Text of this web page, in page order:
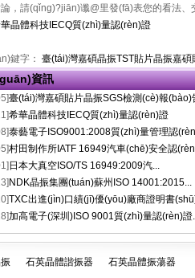
，請(qǐng)?jiān)谶@里發(fā)表您的看法、
晶體科技IECQ質(zhì)量認(rèn)證
鍵字： 臺(tái)灣嘉碩晶振TST貼片晶振嘉碩
資訊
臺(tái)灣嘉碩貼片晶振SGS檢測(cè)報(bào)
希華晶體科技IECQ質(zhì)量認(rèn)證
泰藝電子ISO9001:2008質(zhì)量管理認
村田制作所IATF 16949汽車(chē)安全認
日本大真空ISO/TS 16949:2009汽...
NDK晶振集團(tuán)蘇州ISO 14001:2015...
TXC出進(jìn)口績(jī)優(yōu)廠商證明書
加高電子(深圳)ISO 9001質(zhì)量認(rèn)證
石英晶體諧振器 石英晶體振蕩器